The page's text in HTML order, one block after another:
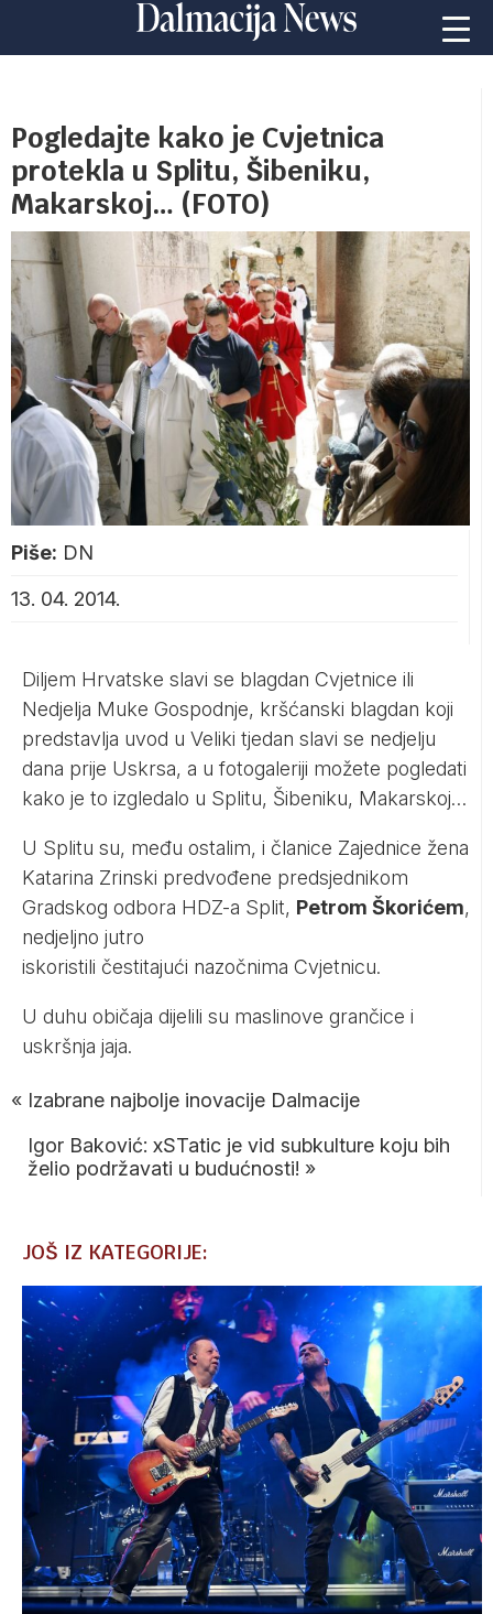
Pogledajte kako je Cvjetnica
protekla u Splitu, Šibeniku,
Makarskoj… (FOTO)
Piše: DN
13. 04. 2014.
Diljem Hrvatske slavi se blagdan Cvjetnice ili
Nedjelja Muke Gospodnje, kršćanski blagdan koji
predstavlja uvod u Veliki tjedan slavi se nedjelju
dana prije Uskrsa, a u fotogaleriji možete pogledati
kako je to izgledalo u Splitu, Šibeniku, Makarskoj…
U Splitu su, među ostalim, i članice Zajednice žena
Katarina Zrinski predvođene predsjednikom
Gradskog odbora HDZ-a Split, Petrom Škorićem,
nedjeljno jutro
iskoristili čestitajući nazočnima Cvjetnicu.
U duhu običaja dijelili su maslinove grančice i
uskršnja jaja.
« Izabrane najbolje inovacije Dalmacije
Igor Baković: xSTatic je vid subkulture koju bih
želio podržavati u budućnosti! »
JOŠ IZ KATEGORIJE: